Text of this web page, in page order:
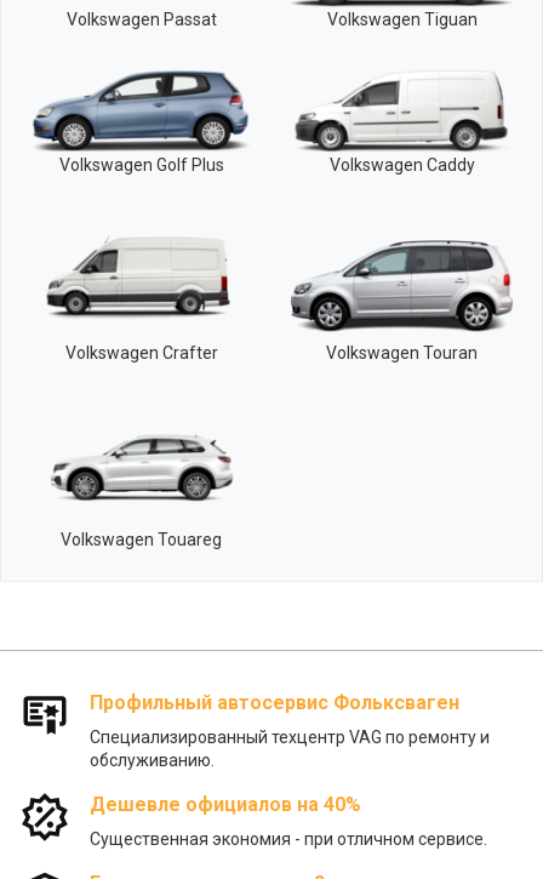
Volkswagen Passat Volkswagen Tiguan
Volkswagen Golf Plus Volkswagen Caddy
Volkswagen Crafter Volkswagen Touran
Volkswagen Touareg
Профильный автосервис Фольксваген
Специализированный техцентр VAG по ремонту и
обслуживанию.
Дешевле официалов на 40%
Существенная экономия - при отличном сервисе.